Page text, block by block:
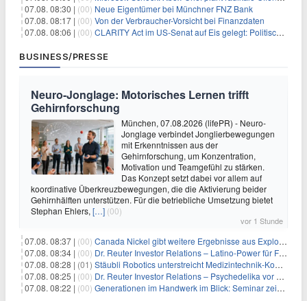
07.08. 08:30 | (00) Neue Eigentümer bei Münchner FNZ Bank
07.08. 08:17 | (00) Von der Verbraucher-Vorsicht bei Finanzdaten
07.08. 08:06 | (00) CLARITY Act im US-Senat auf Eis gelegt: Politische Differenzen verzögern Krypto-Gesetzgebung bis September
BUSINESS/PRESSE
Neuro-Jonglage: Motorisches Lernen trifft
Gehirnforschung
München, 07.08.2026 (lifePR) - Neuro-
Jonglage verbindet Jonglierbewegungen
mit Erkenntnissen aus der
Gehirnforschung, um Konzentration,
Motivation und Teamgefühl zu stärken.
Das Konzept setzt dabei vor allem auf
koordinative Überkreuzbewegungen, die die Aktivierung beider
Gehirnhälften unterstützen. Für die betriebliche Umsetzung bietet
Stephan Ehlers, […] (00)
vor 1 Stunde
07.08. 08:37 | (00) Canada Nickel gibt weitere Ergebnisse aus Explorationsbohrungen sowie die bislang hochgradigsten Abschnitte im Reid-Nickelsulfid-Projekt bekannt
07.08. 08:34 | (00) Dr. Reuter Investor Relations – Latino-Power für Frequentis
07.08. 08:28 | (01) Stäubli Robotics unterstreicht Medizintechnik-Kompetenz
07.08. 08:25 | (00) Dr. Reuter Investor Relations – Psychedelika vor dem Milliarden-Durchbruch: Warum Eli Lillys Deal den Beginn eines neuen Therapiemarktes markieren könnte
07.08. 08:22 | (00) Generationen im Handwerk im Blick: Seminar zeigt praxisnahe Strategien zur Führung